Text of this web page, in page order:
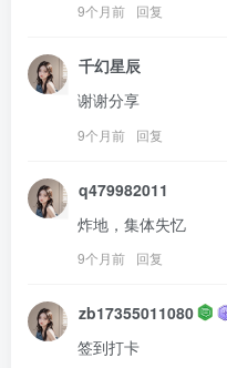
9个月前 回复
千幻星辰
谢谢分享
9个月前 回复
q479982011
炸地，集体失忆
9个月前 回复
zb17355011080
签到打卡